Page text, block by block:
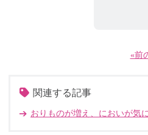
«前
関連する記事
おりものが増え、においが気